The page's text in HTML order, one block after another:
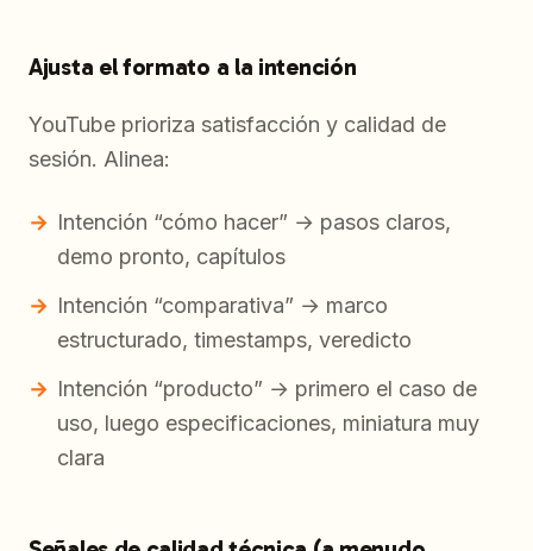
Ajusta el formato a la intención
YouTube prioriza satisfacción y calidad de
sesión. Alinea:
Intención “cómo hacer” → pasos claros,
demo pronto, capítulos
Intención “comparativa” → marco
estructurado, timestamps, veredicto
Intención “producto” → primero el caso de
uso, luego especificaciones, miniatura muy
clara